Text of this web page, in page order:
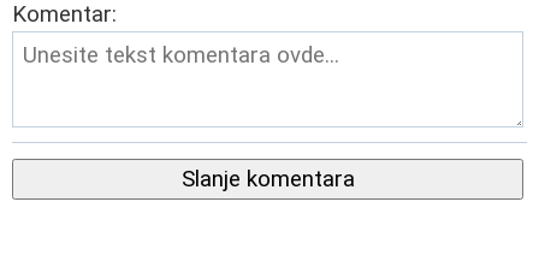
Komentar:
Slanje komentara